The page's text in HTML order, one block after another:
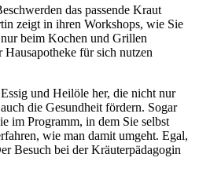
das passende Kraut
zeigt in ihren Workshops, wie Sie
beim Kochen und Grillen
Hausapotheke für sich nutzen
und Heilöle her, die nicht nur
die Gesundheit fördern. Sogar
im Programm, in dem Sie selbst
wie man damit umgeht. Egal,
Besuch bei der Kräuterpädagogin